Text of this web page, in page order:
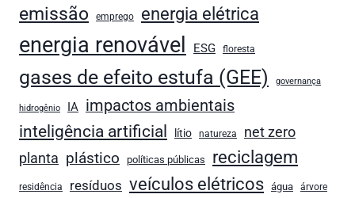
emissão emprego energia elétrica
energia renovável ESG floresta
gases de efeito estufa (GEE) governança
hidrogênio IA impactos ambientais
inteligência artificial lítio natureza net zero
planta plástico políticas públicas reciclagem
residência resíduos veículos elétricos água árvore